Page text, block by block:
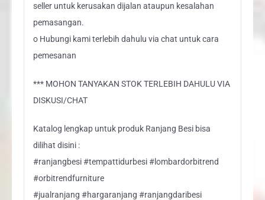
seller untuk kerusakan dijalan ataupun kesalahan
pemasangan.
o Hubungi kami terlebih dahulu via chat untuk cara
pemesanan
*** MOHON TANYAKAN STOK TERLEBIH DAHULU VIA
DISKUSI/CHAT
Katalog lengkap untuk produk Ranjang Besi bisa
dilihat disini :
#ranjangbesi #tempattidurbesi #lombardorbitrend
#orbitrendfurniture
#jualranjang #hargaranjang #ranjangdaribesi